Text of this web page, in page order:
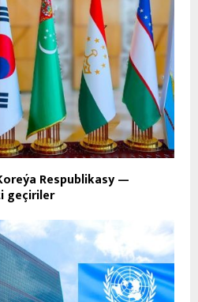
Respublikasy —
geçiriler